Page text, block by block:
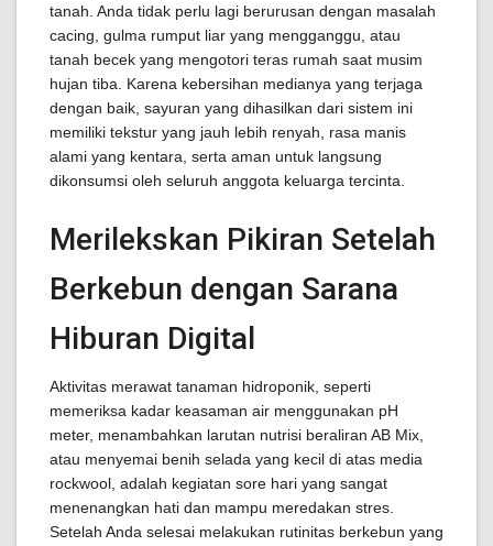
tanah. Anda tidak perlu lagi berurusan dengan masalah
cacing, gulma rumput liar yang mengganggu, atau
tanah becek yang mengotori teras rumah saat musim
hujan tiba. Karena kebersihan medianya yang terjaga
dengan baik, sayuran yang dihasilkan dari sistem ini
memiliki tekstur yang jauh lebih renyah, rasa manis
alami yang kentara, serta aman untuk langsung
dikonsumsi oleh seluruh anggota keluarga tercinta.
Merilekskan Pikiran Setelah
Berkebun dengan Sarana
Hiburan Digital
Aktivitas merawat tanaman hidroponik, seperti
memeriksa kadar keasaman air menggunakan pH
meter, menambahkan larutan nutrisi beraliran AB Mix,
atau menyemai benih selada yang kecil di atas media
rockwool, adalah kegiatan sore hari yang sangat
menenangkan hati dan mampu meredakan stres.
Setelah Anda selesai melakukan rutinitas berkebun yang